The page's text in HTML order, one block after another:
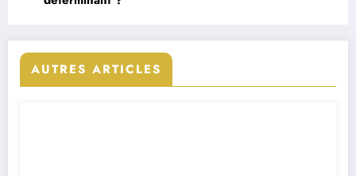
AUTRES ARTICLES